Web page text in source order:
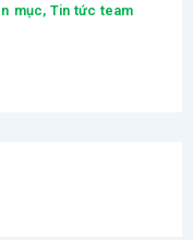
mục, Tin tức team